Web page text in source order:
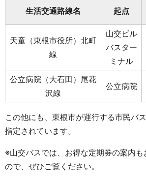
生活交通路線名 起点
天童（東根市役所）北町
線
山交ビル
バスター
ミナル
公立病院（大石田）尾花
沢線
公立病院
この他にも、東根市が運行する市民バ
指定されています。
※山交バスでは、お得な定期券の案内
ので、ぜひご覧ください。